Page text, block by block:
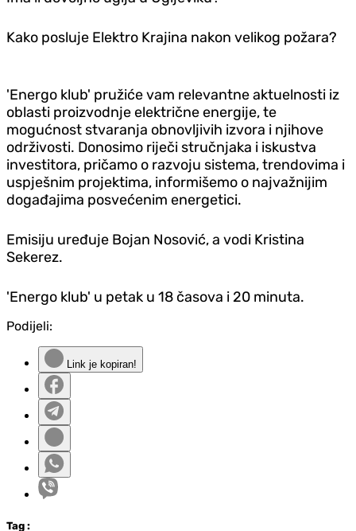
Kako posluje Elektro Krajina nakon velikog požara?
'Energo klub' pružiće vam relevantne aktuelnosti iz
oblasti proizvodnje električne energije, te
mogućnost stvaranja obnovljivih izvora i njihove
održivosti. Donosimo riječi stručnjaka i iskustva
investitora, pričamo o razvoju sistema, trendovima i
uspješnim projektima, informišemo o najvažnijim
događajima posvećenim energetici.
Emisiju uređuje Bojan Nosović, a vodi Kristina
Sekerez.
'Energo klub' u petak u 18 časova i 20 minuta.
Podijeli:
Link je kopiran!
Tag :